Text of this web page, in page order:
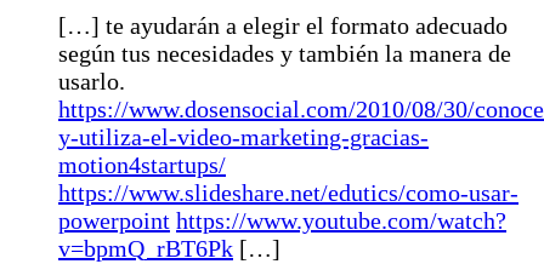
[…] te ayudarán a elegir el formato adecuado
según tus necesidades y también la manera de
usarlo.
https://www.dosensocial.com/2010/08/30/
y-utiliza-el-video-marketing-gracias-
motion4startups/
https://www.slideshare.net/edutics/como-usar-
powerpoint https://www.youtube.com/watch?
v=bpmQ_rBT6Pk […]